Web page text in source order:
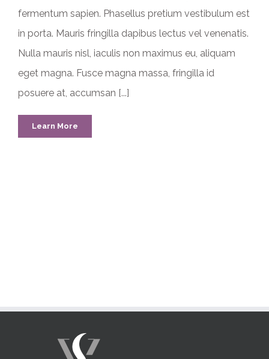
fermentum sapien. Phasellus pretium vestibulum est
in porta. Mauris fringilla dapibus lectus vel venenatis.
Nulla mauris nisl, iaculis non maximus eu, aliquam
eget magna. Fusce magna massa, fringilla id
posuere at, accumsan [...]
Learn More